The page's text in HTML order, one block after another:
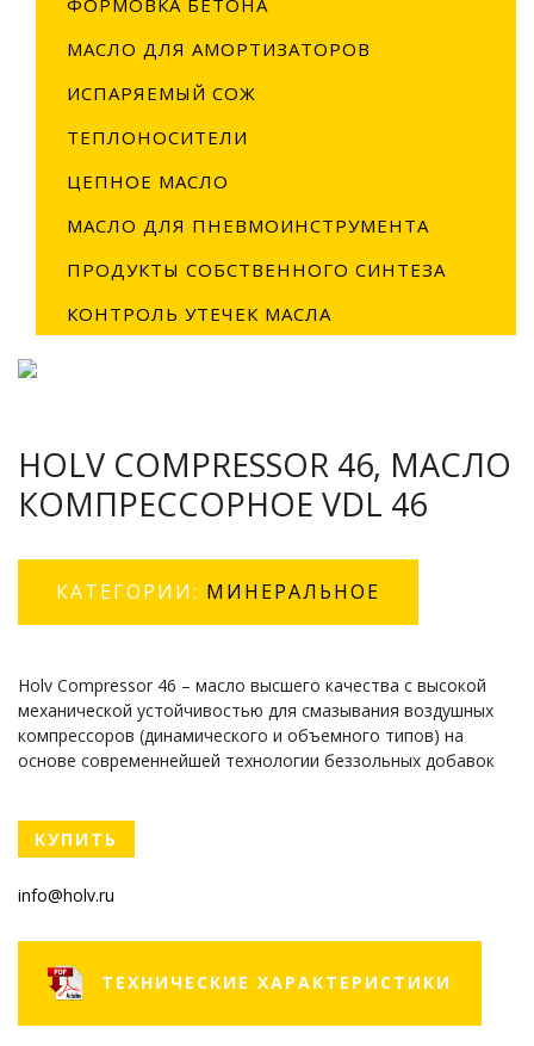
МАСЛО ДЛЯ АМОРТИЗАТОРОВ
ИСПАРЯЕМЫЙ СОЖ
ТЕПЛОНОСИТЕЛИ
ЦЕПНОЕ МАСЛО
МАСЛО ДЛЯ ПНЕВМОИНСТРУМЕНТА
ПРОДУКТЫ СОБСТВЕННОГО СИНТЕЗА
КОНТРОЛЬ УТЕЧЕК МАСЛА
HOLV COMPRESSOR 46, МАСЛО
КОМПРЕССОРНОЕ VDL 46
КАТЕГОРИИ: МИНЕРАЛЬНОЕ
Holv Compressor 46 – масло высшего качества с высокой
механической устойчивостью для смазывания воздушных
компрессоров (динамического и объемного типов) на
основе современнейшей технологии беззольных добавок
КУПИТЬ
info@holv.ru
ТЕХНИЧЕСКИЕ ХАРАКТЕРИСТИКИ